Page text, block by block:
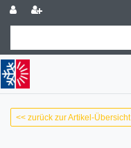
<< zurück zur Artikel-Übersicht